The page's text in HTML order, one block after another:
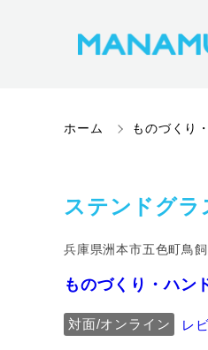
ホーム ものづくり
ステンドグラ
兵庫県洲本市五色町鳥
ものづくり・ハン
対面/オンライン レ